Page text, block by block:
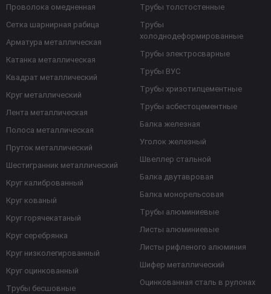
Проволока омедненная
Сетка шарнирная рабица
Арматура металлическая
Катанка металлическая
Квадрат металлический
Круг металлический
Лента металлическая
Полоса металлическая
Пруток металлический
Шестигранник металлический
Круг калиброванный
Круг кованый
Круг горячекатаный
Круг серебрянка
Круг низколегированный
Круг оцинкованный
Трубы бесшовные
Трубы толстостенные
Трубы
холоднодеформированные
Трубы электросварные
Трубы ВУС
Трубы хризотилцементные
Трубы асбестоцементные
Балка железная
Уголок железный
Швеллер стальной
Балка двутавровая
Балка монорельсовая
Трубы алюминиевые
Листы алюминиевые
Листы рифленого алюминия
Шифер металлический
Оцинкованная сталь в рулонах